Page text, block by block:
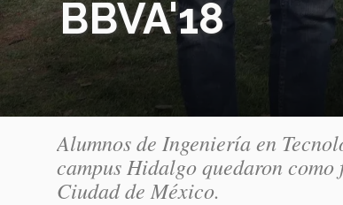
BBVA'18
Alumnos de Ingeniería en
campus Hidalgo quedaron
Ciudad de México.